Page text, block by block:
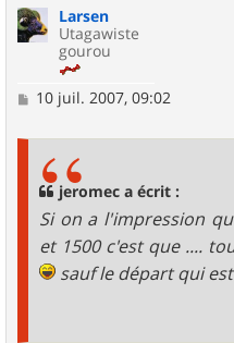
Larsen
Utagawiste
gourou
M10 juil. 2007, 09:02
jeromec a écrit :
Si on a l'impression
et 1500 c'est que ....
sauf le départ qui